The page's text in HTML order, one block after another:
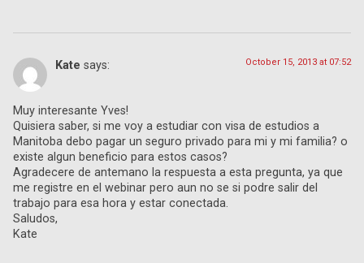
Kate says: October 15, 2013 at 07:52
Muy interesante Yves!
Quisiera saber, si me voy a estudiar con visa de estudios a
Manitoba debo pagar un seguro privado para mi y mi familia? o
existe algun beneficio para estos casos?
Agradecere de antemano la respuesta a esta pregunta, ya que
me registre en el webinar pero aun no se si podre salir del
trabajo para esa hora y estar conectada.
Saludos,
Kate